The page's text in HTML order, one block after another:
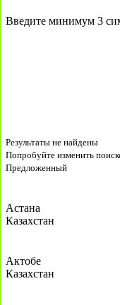
Введите минимум 3
Результаты не найдены
Попробуйте изменить
Предложенный
Астана
Казахстан
Актобе
Казахстан